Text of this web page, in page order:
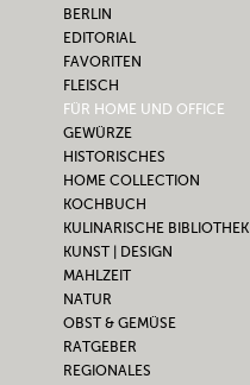
BERLIN
EDITORIAL
FAVORITEN
FLEISCH
FÜR HOME UND OFFICE
GEWÜRZE
HISTORISCHES
HOME COLLECTION
KOCHBUCH
KULINARISCHE BIBLIOTHEK
KUNST | DESIGN
MAHLZEIT
NATUR
OBST & GEMÜSE
RATGEBER
REGIONALES